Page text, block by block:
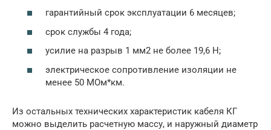
гарантийный срок эксплуатации 6 месяцев;
срок службы 4 года;
усилие на разрыв 1 мм2 не более 19,6 Н;
электрическое сопротивление изоляции не
менее 50 МОм*км.
Из остальных технических характеристик кабеля КГ
можно выделить расчетную массу, и наружный диаметр